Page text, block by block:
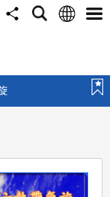
分
搜
语
选